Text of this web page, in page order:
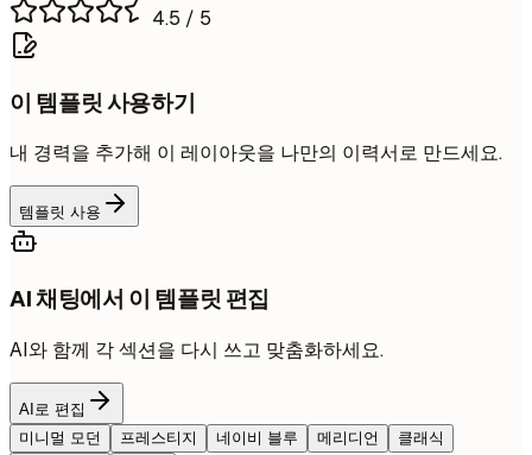
4.5 / 5
이 템플릿 사용하기
내 경력을 추가해 이 레이아웃을 나만의 이력서로 만드세요.
템플릿 사용
AI 채팅에서 이 템플릿 편집
AI와 함께 각 섹션을 다시 쓰고 맞춤화하세요.
AI로 편집
미니멀 모던
프레스티지 네이비 블루 메리디언
클래식